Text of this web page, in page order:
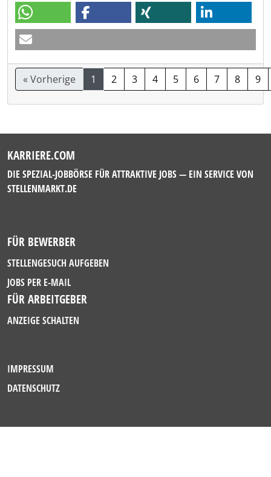
« Vorherige 1 2 3 4 5 6 7 8 9
KARRIERE.COM
DIE SPEZIAL-JOBBÖRSE FÜR ATTRAKTIVE JOBS — EIN SERVICE VON
STELLENMARKT.DE
FÜR BEWERBER
STELLENGESUCH AUFGEBEN
JOBS PER E-MAIL
FÜR ARBEITGEBER
ANZEIGE SCHALTEN
IMPRESSUM
DATENSCHUTZ